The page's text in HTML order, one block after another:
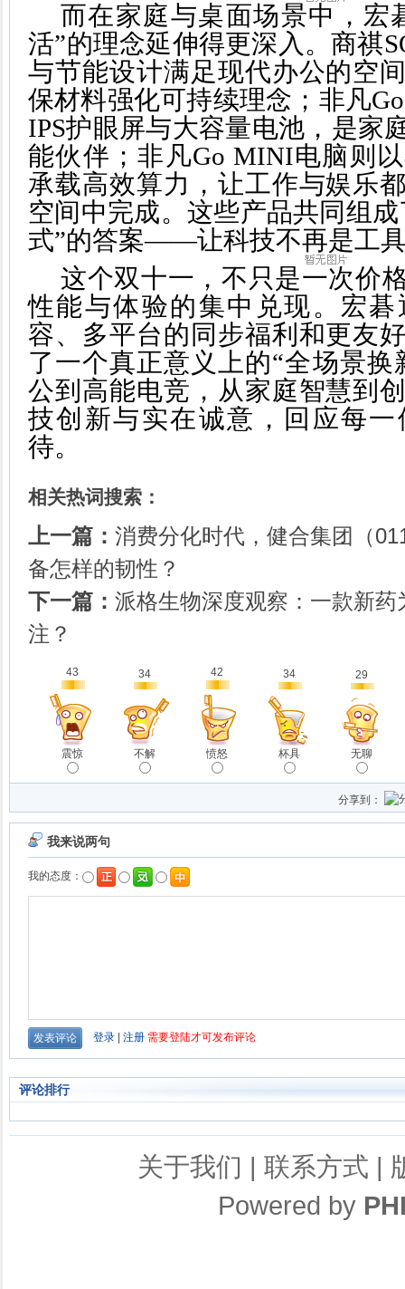
而在家庭与桌面场景中，宏
活”的理念延伸得更深入。商祺
与节能设计满足现代办公的空
保材料强化可持续理念；非凡
IPS护眼屏与大容量电池，是家
能伙伴；非凡Go MINI电脑则
承载高效算力，让工作与娱乐
空间中完成。这些产品共同组
式”的答案——让科技不再是工
这个双十一，不只是一次价
性能与体验的集中兑现。宏
容、多平台的同步福利和更友
了一个真正意义上的“全场景换
公到高能电竞，从家庭智慧到
技创新与实在诚意，回应每
待。
相关热词搜索：
上一篇： 消费分化时代，健合集团（
备怎样的韧性？
下一篇： 派格生物深度观察：一款新
注？
43
震惊
34
不解
42
愤怒
34
杯具
29
无聊
分享到：
评论排行
关于我们 | 联系方式 |
Powered by